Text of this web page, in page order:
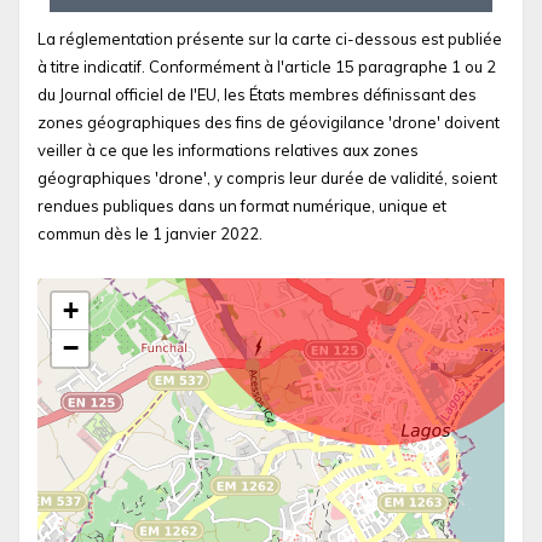
La réglementation présente sur la carte ci-dessous est publiée
à titre indicatif. Conformément à l'article 15 paragraphe 1 ou 2
du Journal officiel de l'EU, les États membres définissant des
zones géographiques des fins de géovigilance 'drone' doivent
veiller à ce que les informations relatives aux zones
géographiques 'drone', y compris leur durée de validité, soient
rendues publiques dans un format numérique, unique et
commun dès le 1 janvier 2022.